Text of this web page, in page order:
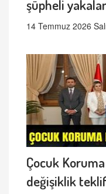
şüpheli
14 Temmuz 2026
Çocuk
değişiklik